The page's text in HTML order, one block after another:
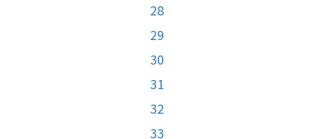
28
29
30
31
32
33